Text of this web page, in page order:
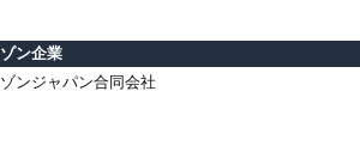
ン企業
ンジャパン合同会社